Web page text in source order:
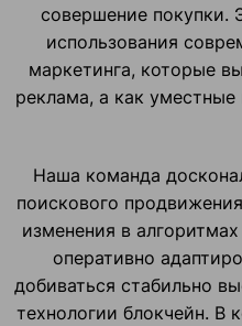
совершение покупки.
использования
маркетинга, которые
реклама, а как
Наша команда
поискового
изменения в
оперативно
добиваться стабильно
технологии блокчейн. В